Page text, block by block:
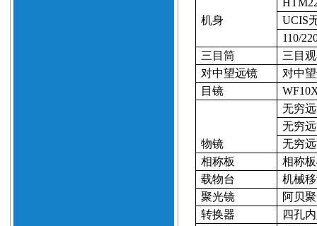
机身
UCIS
110/
三目筒
三目
对中望远镜
对中
目镜
物镜
无穷
无穷
无穷
相称板
相称板
载物台
机械
聚光镜
阿贝
转换器
四孔